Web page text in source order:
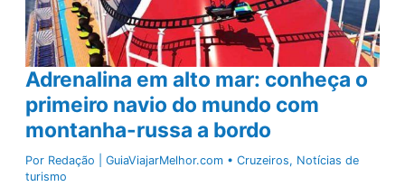
Adrenalina em alto mar: conheça o
primeiro navio do mundo com
montanha-russa a bordo
Por Redação | GuiaViajarMelhor.com •Cruzeiros, Notícias de
turismo